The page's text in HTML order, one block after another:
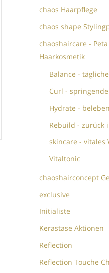
chaos Haarpflege
chaos shape
chaoshaircare -
Haarkosmetik
Balance -
Curl -
Hydrate -
Rebuild - zurück
skincare - vitales
Vitaltonic
chaoshairconcept
exclusive
Initialiste
Kerastase Aktionen
Reflection
Reflection Touche